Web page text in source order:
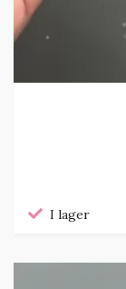
I lager